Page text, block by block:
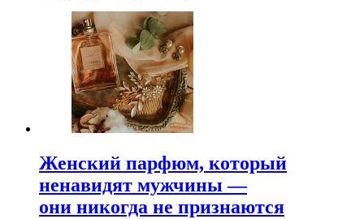
Женский парфюм, который
ненавидят мужчины —
они никогда не признаются